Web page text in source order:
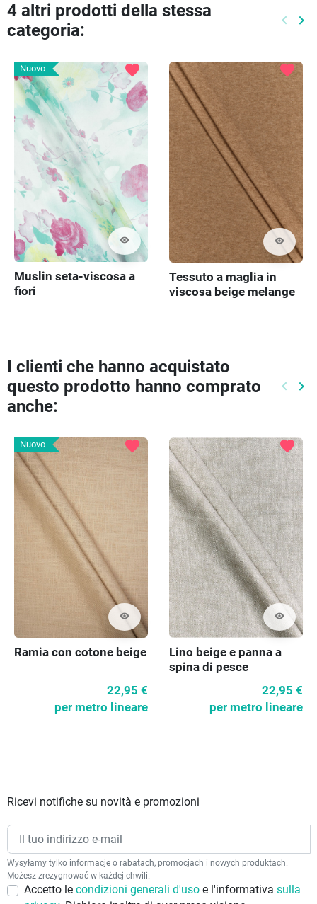
4 altri prodotti della stessa
categoria:
keyboard_arrow_left keyboard_arrow_right
Nuovo
visibility
favorite
Muslin seta-viscosa a
fiori
visibility
favorite
Tessuto a maglia in
viscosa beige melange
I clienti che hanno acquistato
questo prodotto hanno comprato
anche:
keyboard_arrow_left keyboard_arrow_right
Nuovo
visibility
favorite
Ramia con cotone beige
22,95 €
per metro lineare
visibility
favorite
Lino beige e panna a
spina di pesce
22,95 €
per metro lineare
Ricevi notifiche su novità e promozioni
Wysyłamy tylko informacje o rabatach, promocjach i nowych produktach.
Możesz zrezygnować w każdej chwili.
Accetto le condizioni generali d'uso e l'informativa sulla